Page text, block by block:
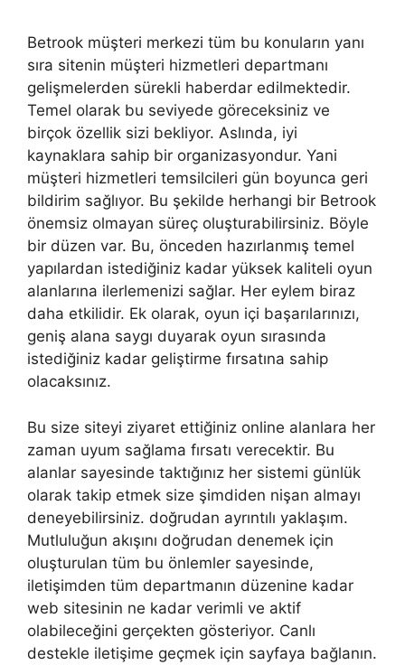
Betrook müşteri merkezi tüm bu konuların yanı
sıra sitenin müşteri hizmetleri departmanı
gelişmelerden sürekli haberdar edilmektedir.
Temel olarak bu seviyede göreceksiniz ve
birçok özellik sizi bekliyor. Aslında, iyi
kaynaklara sahip bir organizasyondur. Yani
müşteri hizmetleri temsilcileri gün boyunca geri
bildirim sağlıyor. Bu şekilde herhangi bir Betrook
önemsiz olmayan süreç oluşturabilirsiniz. Böyle
bir düzen var. Bu, önceden hazırlanmış temel
yapılardan istediğiniz kadar yüksek kaliteli oyun
alanlarına ilerlemenizi sağlar. Her eylem biraz
daha etkilidir. Ek olarak, oyun içi başarılarınızı,
geniş alana saygı duyarak oyun sırasında
istediğiniz kadar geliştirme fırsatına sahip
olacaksınız.
Bu size siteyi ziyaret ettiğiniz online alanlara her
zaman uyum sağlama fırsatı verecektir. Bu
alanlar sayesinde taktığınız her sistemi günlük
olarak takip etmek size şimdiden nişan almayı
deneyebilirsiniz. doğrudan ayrıntılı yaklaşım.
Mutluluğun akışını doğrudan denemek için
oluşturulan tüm bu önlemler sayesinde,
iletişimden tüm departmanın düzenine kadar
web sitesinin ne kadar verimli ve aktif
olabileceğini gerçekten gösteriyor. Canlı
destekle iletişime geçmek için sayfaya bağlanın.